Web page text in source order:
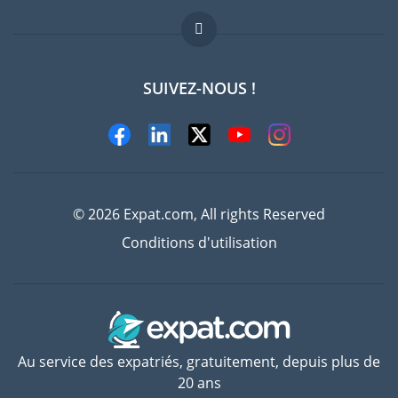
Offres d'emploi
FAQ
Experts
SUIVEZ-NOUS !
© 2026 Expat.com, All rights Reserved
Conditions d'utilisation
Au service des expatriés, gratuitement, depuis plus de
20 ans